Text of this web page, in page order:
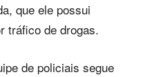
que ele possui
tráfico de drogas.
de policiais segue